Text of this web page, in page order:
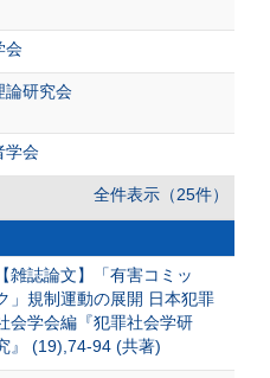
会
論研究会
学会
全件表示（25件）
【雑誌論文】「有害コミッ
」規制運動の展開 日本犯罪
会学会編『犯罪社会学研
』 (19),74-94 (共著)